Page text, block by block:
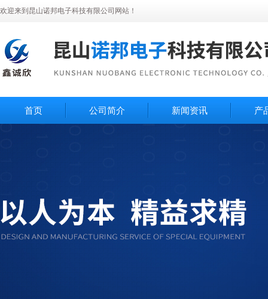
欢迎来到昆山诺邦电子科技有限公司网站！
首页 公司简介 新闻资讯 产